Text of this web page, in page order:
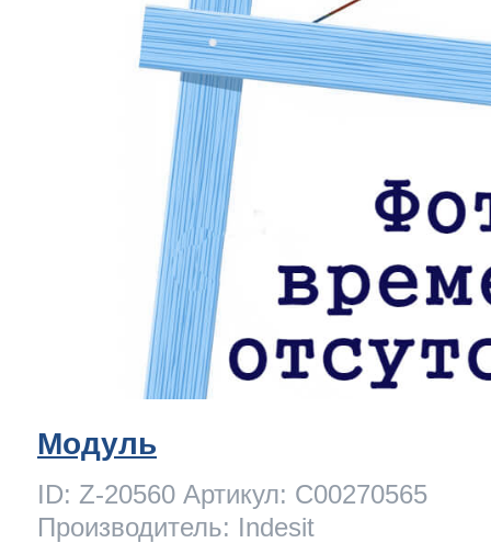
Модуль
ID: Z-20560 Артикул: C00270565
Производитель: Indesit